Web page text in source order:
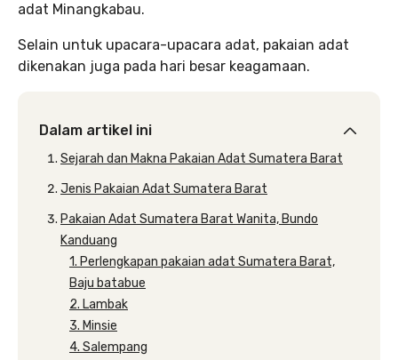
adat Minangkabau.
Selain untuk upacara-upacara adat, pakaian adat
dikenakan juga pada hari besar keagamaan.
Dalam artikel ini
Sejarah dan Makna Pakaian Adat Sumatera Barat
Jenis Pakaian Adat Sumatera Barat
Pakaian Adat Sumatera Barat Wanita, Bundo
Kanduang
1. Perlengkapan pakaian adat Sumatera Barat,
Baju batabue
2. Lambak
3. Minsie
4. Salempang